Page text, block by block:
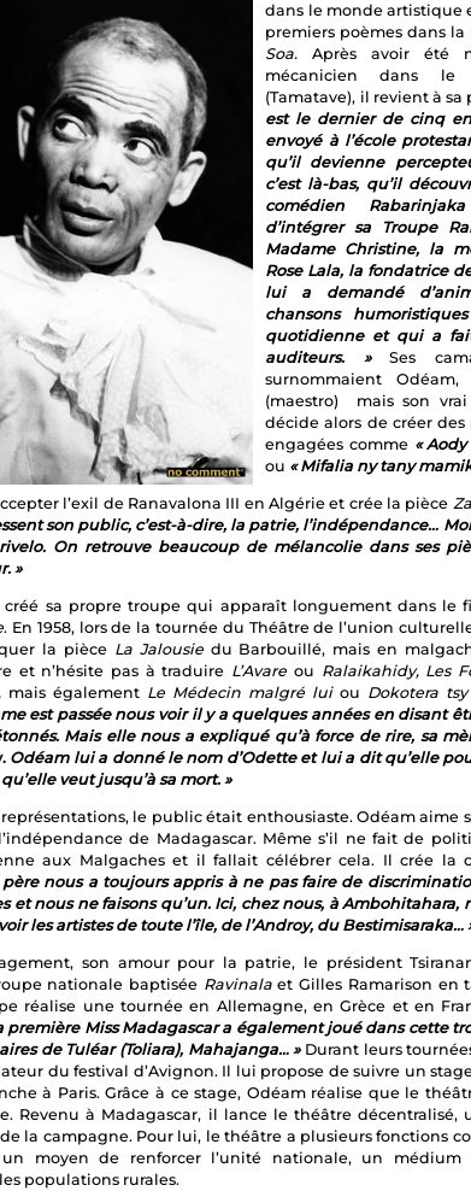
dans le monde artistique
premiers poèmes dans
Soa. Après avoir été
mécanicien dans le
(Tamatave), il revient à sa
est le dernier de cinq
envoyé à l’école
qu’il devienne
c’est là-bas, qu’il
comédien
d’intégrer sa Troupe
Madame Christine, la
Rose Lala, la fondatrice
lui a demandé
chansons
quotidienne et qui a
auditeurs. »Ses
surnommaient
(maestro) mais son
décide alors de créer des
engagées comme «
ou « Mifalia ny tany
l’exil de Ranavalona III en Algérie et crée la pièce
son public, c’est-à-dire, la patrie, l’indépendance…
On retrouve beaucoup de mélancolie dans ses
»
créé sa propre troupe qui apparaît longuement dans le
. En 1958, lors de la tournée du Théâtre de l’union
la pièce La Jalousiedu Barbouillé, mais en
et n’hésite pas à traduire L’Avare ou Ralaikahidy, Les
mais également Le Médecin malgré luiou Dokotera
est passée nous voir il y a quelques années en disant
Mais elle nous a expliqué qu’à force de rire, sa
Odéam lui a donné le nom d’Odette et lui a dit qu’elle
veut jusqu’à sa mort. »
représentations, le public était enthousiaste. Odéam aime
de Madagascar. Même s’il ne fait de
aux Malgaches et il fallait célébrer cela. Il crée la
père nous a toujours appris à ne pas faire de
et nous ne faisons qu’un. Ici, chez nous, à Ambohitahara,
les artistes de toute l’île, de l’Androy, du Bestimisaraka…
son amour pour la patrie, le président
nationale baptisée Ravinalaet Gilles Ramarison en
réalise une tournée en Allemagne, en Grèce et en
première Miss Madagascar a également joué dans cette
de Tuléar (Toliara), Mahajanga… »Durant leurs
du festival d’Avignon. Il lui propose de suivre un
à Paris. Grâce à ce stage, Odéam réalise que le
Revenu à Madagascar, il lance le théâtre
la campagne. Pour lui, le théâtre a plusieurs fonctions
un moyen de renforcer l’unité nationale, un médium
populations rurales.